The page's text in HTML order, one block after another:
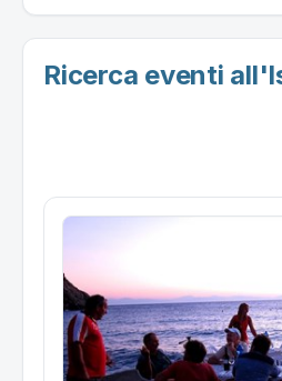
Ricerca eventi